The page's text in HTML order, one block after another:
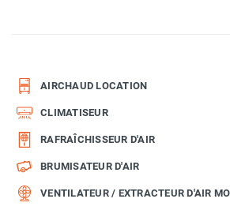
AIRCHAUD LOCATION
CLIMATISEUR
RAFRAÎCHISSEUR D'AIR
BRUMISATEUR D'AIR
VENTILATEUR / EXTRACTEUR D'AIR